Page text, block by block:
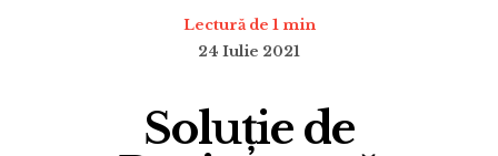
Lectură de 1 min
24 Iulie 2021
Soluție de